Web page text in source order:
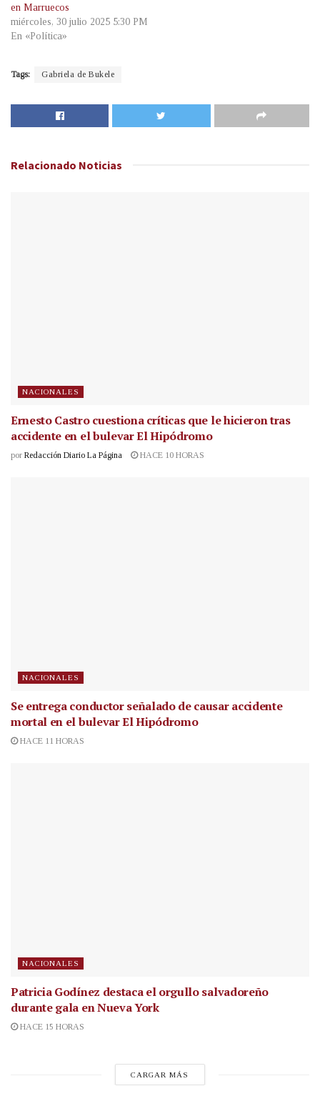
en Marruecos
miércoles, 30 julio 2025 5:30 PM
En «Política»
Tags: Gabriela de Bukele
Relacionado Noticias
NACIONALES
Ernesto Castro cuestiona críticas que le hicieron tras
accidente en el bulevar El Hipódromo
por Redacción Diario La Página HACE 10 HORAS
NACIONALES
Se entrega conductor señalado de causar accidente
mortal en el bulevar El Hipódromo
HACE 11 HORAS
NACIONALES
Patricia Godínez destaca el orgullo salvadoreño
durante gala en Nueva York
HACE 15 HORAS
CARGAR MÁS